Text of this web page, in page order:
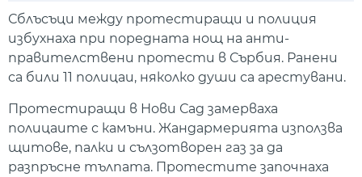
Сблъсъци между протестиращи и полиция
избухнаха при поредната нощ на анти-
правителствени протести в Сърбия. Ранени
са били 11 полицаи, няколко души са арестувани.
Протестиращи в Нови Сад замерваха
полицаите с камъни. Жандармерията използва
щитове, палки и сълзотворен газ за да
разпръсне тълпата. Протестите започнаха